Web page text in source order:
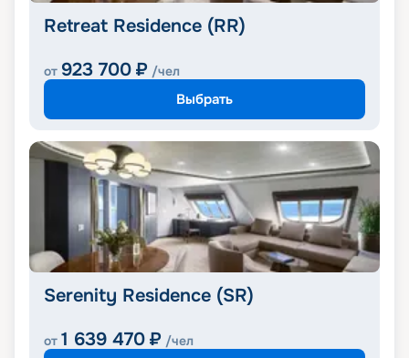
Retreat Residence (RR)
от 923 700 ₽ /чел
Выбрать
Serenity Residence (SR)
от 1 639 470 ₽ /чел